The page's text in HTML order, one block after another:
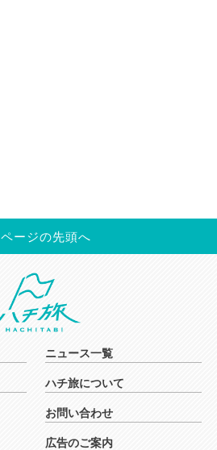
ページの先頭へ
ニュース一覧
ハチ旅について
お問い合わせ
広告のご案内